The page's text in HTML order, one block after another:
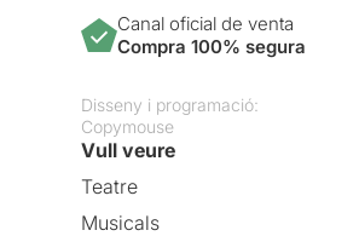
Canal oficial de venta
Compra 100% segura
Disseny i programació:
Copymouse
Vull veure
Teatre
Musicals